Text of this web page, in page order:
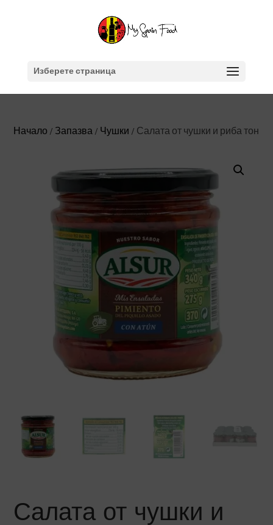
Изберете страница
Начало / Запазва / Чушки / Салата от чушки и риба тон
Салата от чушки и